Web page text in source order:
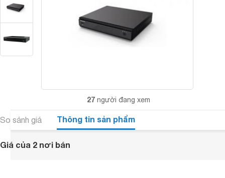
27 người đang xem
So sánh giá Thông tin sản phẩm
Giá của 2 nơi bán